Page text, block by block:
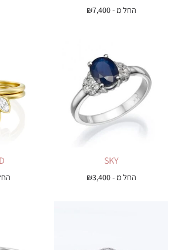
החל מ - ₪7,400
SKY
החל מ - ₪3,400